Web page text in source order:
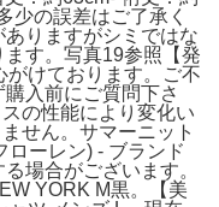
少の誤差はご了承く
りますがシミではな
す。写真19参照【発
けております。ご不
入前にご質問下さ
の性能により変化い
せん。サマーニット
ーレン) - ブランド
場合がございます。
YORK M黒。【美